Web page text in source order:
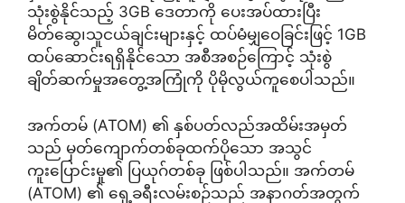
သုံးစွဲနိုင်သည့် 3GB ဒေတာကို ပေးအပ်ထားပြီး
မိတ်ဆွေ၊သူငယ်ချင်းများနှင့် ထပ်မံမျှဝေခြင်းဖြင့် 1GB
ထပ်ဆောင်းရရှိနိုင်သော အစီအစဉ်ကြောင့် သုံးစွဲ
ချိတ်ဆက်မှုအတွေ့အကြုံကို ပိုမိုလွယ်ကူစေပါသည်။
အက်တမ် (ATOM) ၏ နှစ်ပတ်လည်အထိမ်းအမှတ်
သည် မှတ်ကျောက်တစ်ခုထက်ပိုသော အသွင်
ကူးပြောင်းမှု၏ ပြယုဂ်တစ်ခု ဖြစ်ပါသည်။ အက်တမ်
(ATOM) ၏ ရှေ့ခရီးလမ်းစဉ်သည် အနာဂတ်အတွက်